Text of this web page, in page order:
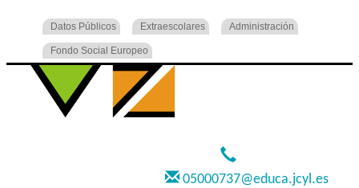
Datos Públicos Extraescolares Administración
Fondo Social Europeo
05000737@educa.jcyl.es